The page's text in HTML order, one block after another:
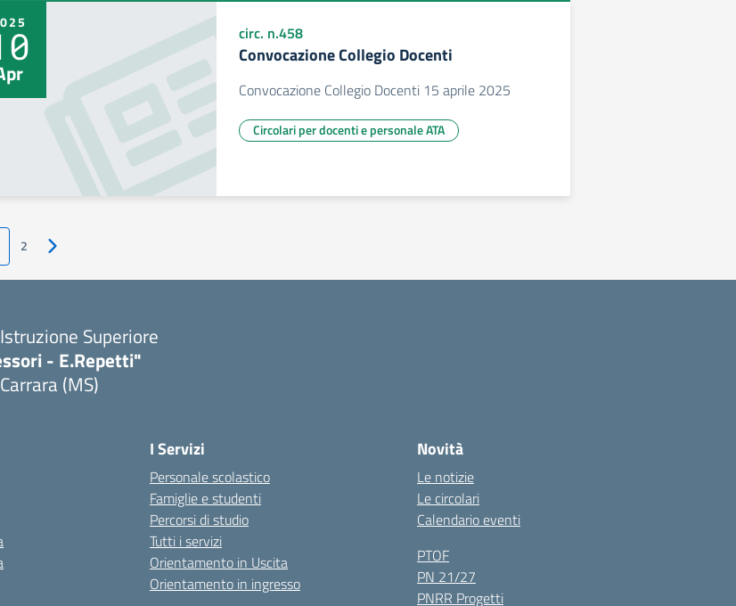
circ. n.458
Convocazione Collegio Docenti
Convocazione Collegio Docenti 15 aprile 2025
Circolari per docenti e personale ATA
2 Pagina successiva
Superiore
- E.Repetti"
(MS)
I Servizi
Personale scolastico
Famiglie e studenti
Percorsi di studio
Tutti i servizi
Orientamento in Uscita
Orientamento in ingresso
Novità
Le notizie
Le circolari
Calendario eventi
PTOF
PN 21/27
PNRR Progetti